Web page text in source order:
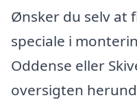
Ønsker du selv at
speciale i
Oddense eller
oversigten